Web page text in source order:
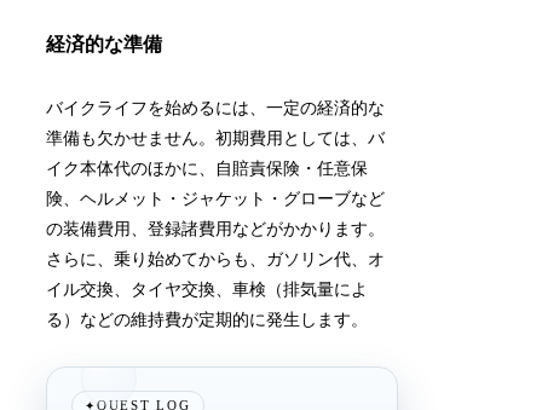
経済的な準備
バイクライフを始めるには、一定の経済的な
準備も欠かせません。初期費用としては、バ
イク本体代のほかに、自賠責保険・任意保
険、ヘルメット・ジャケット・グローブなど
の装備費用、登録諸費用などがかかります。
さらに、乗り始めてからも、ガソリン代、オ
イル交換、タイヤ交換、車検（排気量によ
る）などの維持費が定期的に発生します。
✦QUEST LOG